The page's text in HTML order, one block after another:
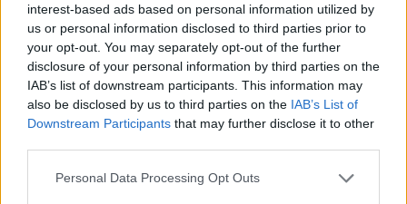
interest-based ads based on personal information utilized by
us or personal information disclosed to third parties prior to
your opt-out. You may separately opt-out of the further
disclosure of your personal information by third parties on the
IAB’s list of downstream participants. This information may
also be disclosed by us to third parties on the IAB’s List of
Downstream Participants that may further disclose it to other
Personal Data Processing Opt Outs